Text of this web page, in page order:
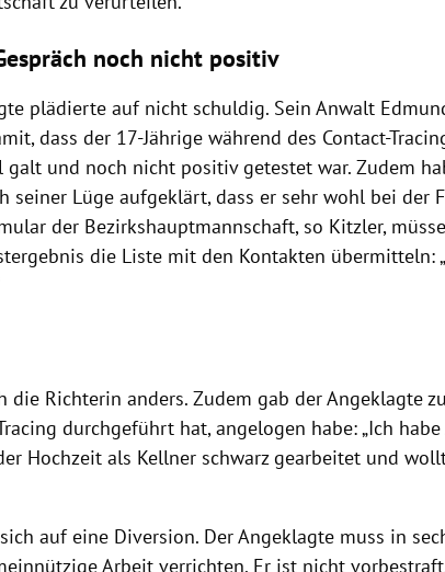
noch nicht positiv
plädierte auf nicht schuldig. Sein Anwalt
dass der 17-Jährige während des Contact-
galt und noch nicht positiv getestet war. Zudem
seiner Lüge aufgeklärt, dass er sehr wohl bei der
der Bezirkshauptmannschaft, so Kitzler,
die Liste mit den Kontakten übermitteln:
die Richterin anders. Zudem gab der Angeklagte
durchgeführt hat, angelogen habe: „Ich
Hochzeit als Kellner schwarz gearbeitet und
auf eine Diversion. Der Angeklagte muss in
Arbeit verrichten. Er ist nicht